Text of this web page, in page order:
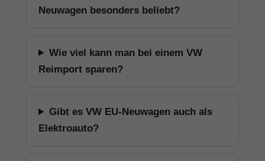
Neuwagen besonders beliebt?
Wie viel kann man bei einem VW
Reimport sparen?
Gibt es VW EU-Neuwagen auch als
Elektroauto?